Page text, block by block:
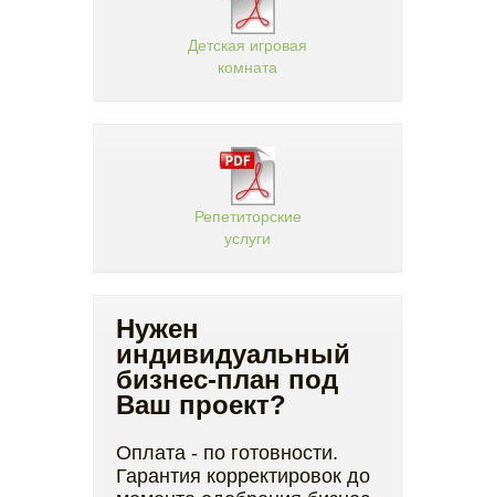
Детская игровая
комната
Репетиторские
услуги
Нужен
индивидуальный
бизнес-план под
Ваш проект?
Оплата - по готовности.
Гарантия корректировок до